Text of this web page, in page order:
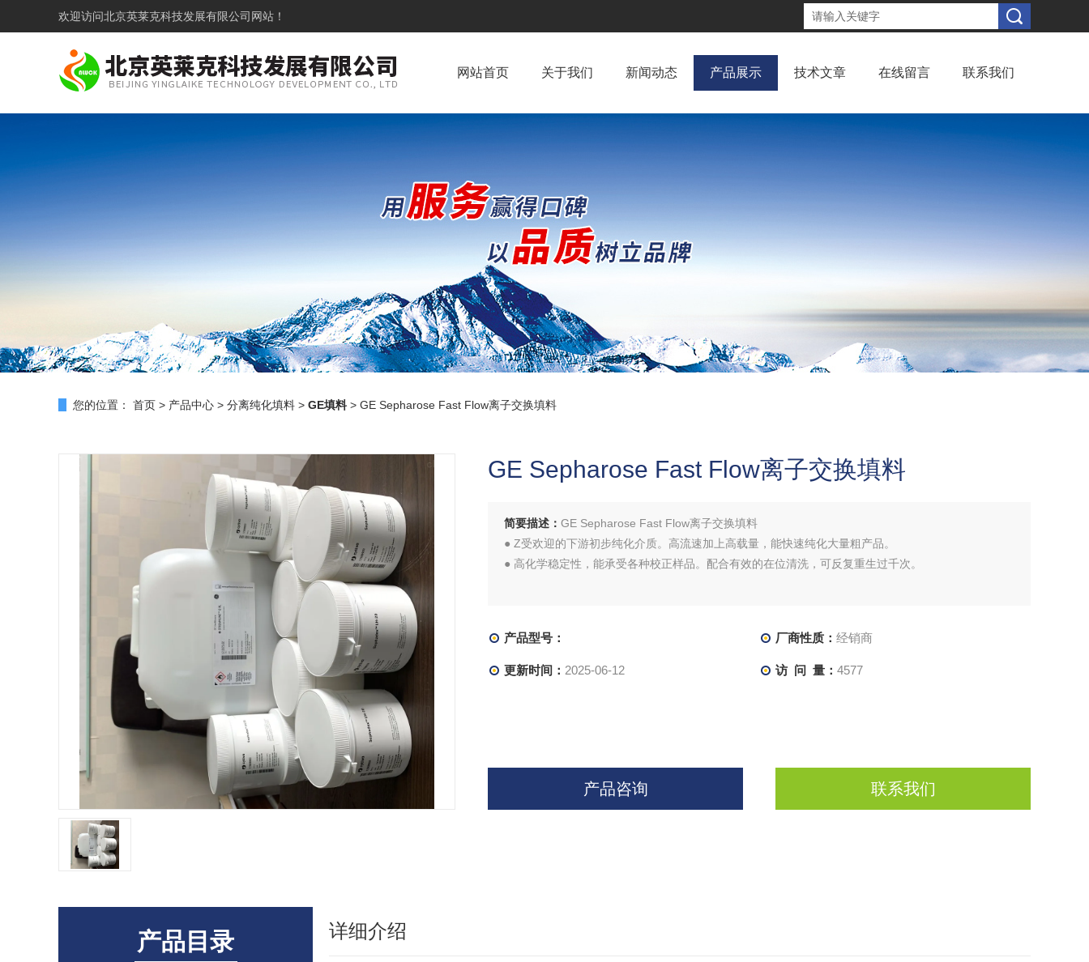
欢迎访问北京英莱克科技发展有限公司网站！
网站首页 关于我们 新闻动态 产品展示 技术文章 在线留言 联系我们
您的位置： 首页 > 产品中心 > 分离纯化填料 > GE填料 > GE Sepharose Fast Flow离子交换填料
GE Sepharose Fast Flow离子交换填料
简要描述： GE Sepharose Fast Flow离子交换填料
● Z受欢迎的下游初步纯化介质。高流速加上高载量，能快速纯化大量粗产品。
● 高化学稳定性，能承受各种校正样品。配合有效的在位清洗，可反复重生过千次。
产品型号： 厂商性质： 经销商
更新时间： 2025-06-12 访 问 量： 4577
产品咨询 联系我们
产品目录 详细介绍